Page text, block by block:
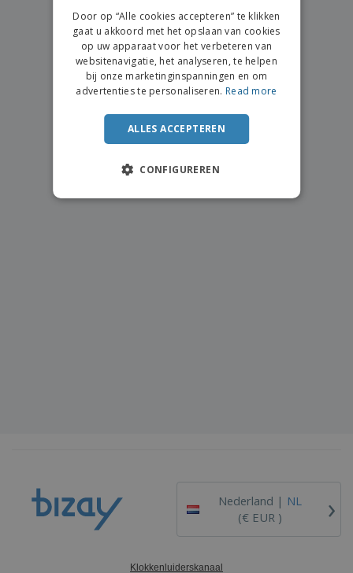
duidelijke zoek ×
Nederland | NL
(€ EUR )
›
Klokkenluiderskanaal
Door op “Alle cookies accepteren” te klikken
gaat u akkoord met het opslaan van cookies
op uw apparaat voor het verbeteren van
websitenavigatie, het analyseren, te helpen
bij onze marketinginspanningen en om
advertenties te personaliseren. Read more
ALLES ACCEPTEREN
CONFIGUREREN